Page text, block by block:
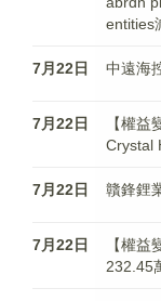
entities
7月22日 中遠海
7月22日
【權
Crystal
7月22日 贛鋒鋰
7月22日
【權
232.45